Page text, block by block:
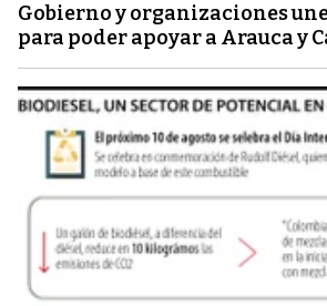
Gobierno y organizaciones
para poder apoyar a Arauca y